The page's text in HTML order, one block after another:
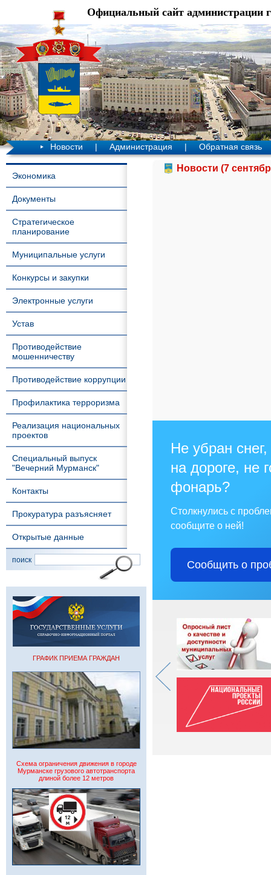
Официальный сайт администрации
Новости | Администрация | Обратная связь
Экономика
Документы
Стратегическое
планирование
Муниципальные услуги
Конкурсы и закупки
Электронные услуги
Устав
Противодействие
мошенничеству
Противодействие коррупции
Профилактика терроризма
Реализация национальных
проектов
Специальный выпуск
"Вечерний Мурманск"
Контакты
Прокуратура разъясняет
Открытые данные
поиск
ГРАФИК ПРИЕМА ГРАЖДАН
Схема ограничения движения в городе
Мурманске грузового автотранспорта
длиной более 12 метров
Новости (7
Не убран
на дороге, не
фонарь?
Столкнулись с
сообщите о ней!
Сообщить о